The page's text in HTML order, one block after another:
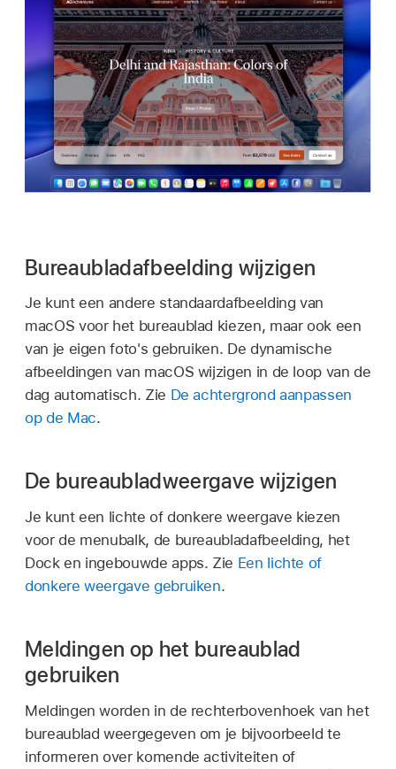
Bureaubladafbeelding wijzigen
Je kunt een andere standaardafbeelding van
macOS voor het bureaublad kiezen, maar ook een
van je eigen foto's gebruiken. De dynamische
afbeeldingen van macOS wijzigen in de loop van de
dag automatisch. Zie De achtergrond aanpassen
op de Mac.
De bureaubladweergave wijzigen
Je kunt een lichte of donkere weergave kiezen
voor de menubalk, de bureaubladafbeelding, het
Dock en ingebouwde apps. Zie Een lichte of
donkere weergave gebruiken.
Meldingen op het bureaublad
gebruiken
Meldingen worden in de rechterbovenhoek van het
bureaublad weergegeven om je bijvoorbeeld te
informeren over komende activiteiten of